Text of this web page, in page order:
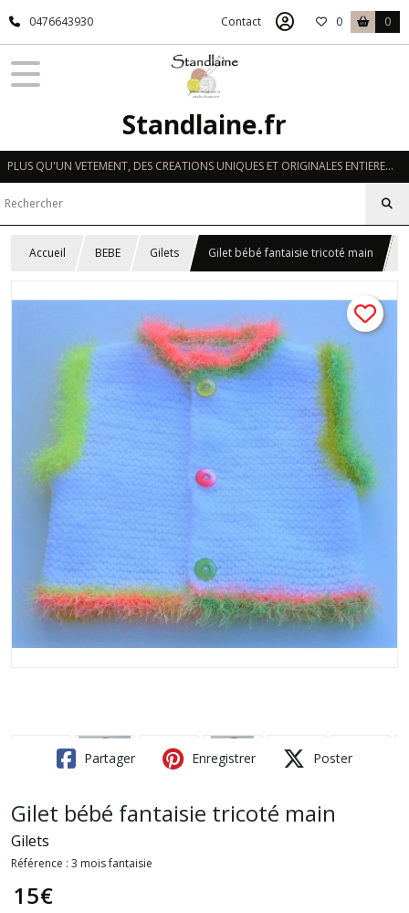
0476643930 Contact 0 0
Standlaine.fr
PLUS QU'UN VETEMENT, DES CREATIONS UNIQUES ET ORIGINALES ENTIEREMENT REALISEES A LA MAIN EN FRANCE
Accueil BEBE Gilets Gilet bébé fantaisie tricoté main
Partager Enregistrer Poster
Gilet bébé fantaisie tricoté main
Gilets
Référence : 3 mois fantaisie
15€